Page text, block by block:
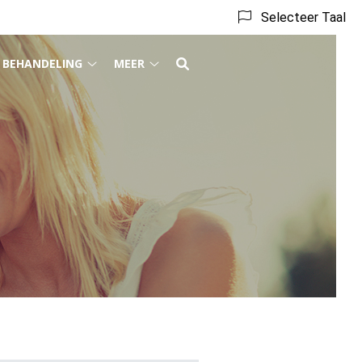
Selecteer Taal
BEHANDELING
submenu
MEER